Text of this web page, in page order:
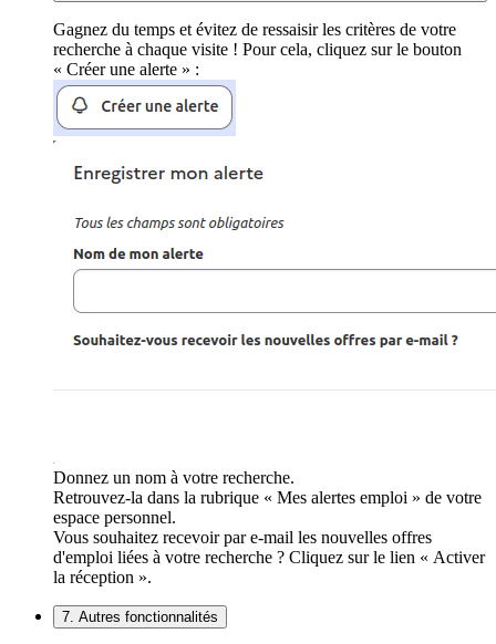
Gagnez du temps et évitez de ressaisir les critères de votre
recherche à chaque visite ! Pour cela, cliquez sur le bouton
« Créer une alerte » :
Donnez un nom à votre recherche.
Retrouvez-la dans la rubrique « Mes alertes emploi » de votre
espace personnel.
Vous souhaitez recevoir par e-mail les nouvelles offres
d'emploi liées à votre recherche ? Cliquez sur le lien « Activer
la réception ».
7. Autres fonctionnalités